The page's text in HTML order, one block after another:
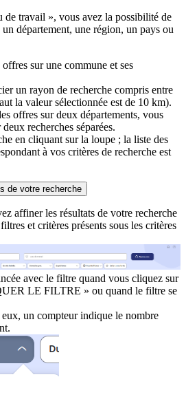
de travail », vous avez la possibilité de
département, une région, un pays ou
sur une commune et ses
un rayon de recherche compris entre
la valeur sélectionnée est de 10 km).
offres sur deux départements, vous
recherches séparées.
en cliquant sur la loupe ; la liste des
à vos critères de recherche est
de votre recherche
affiner les résultats de votre recherche
et critères présents sous les critères
avec le filtre quand vous cliquez sur
LE FILTRE » ou quand le filtre se
un compteur indique le nombre